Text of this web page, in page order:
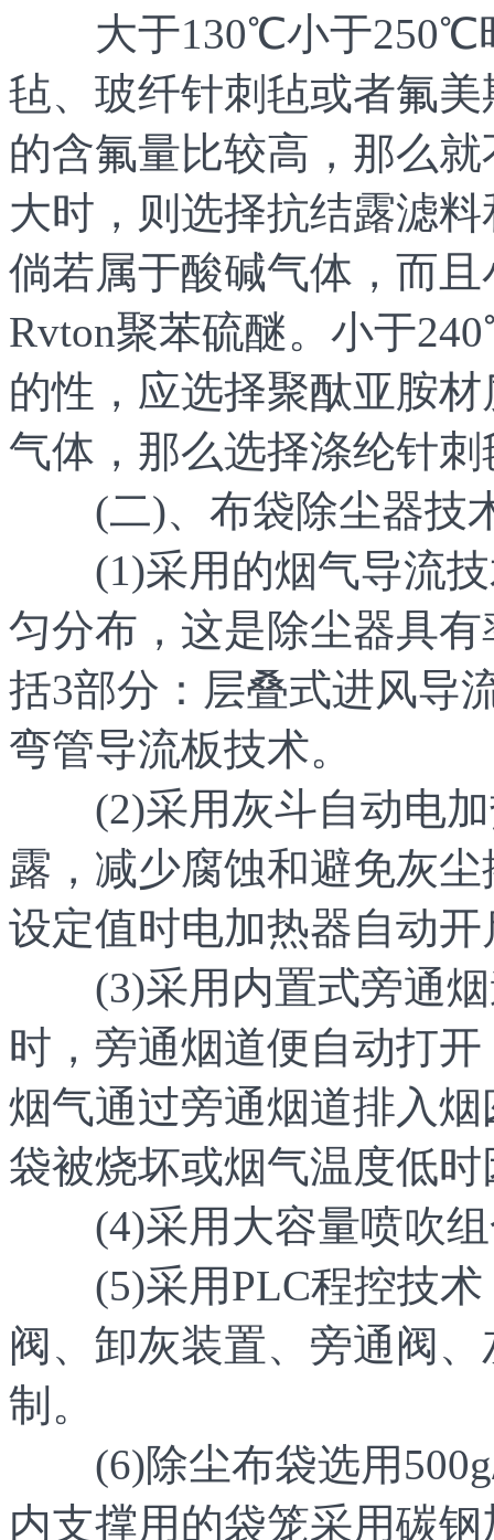
大于130℃小于250℃
毡、玻纤针刺毡或者氟
的含氟量比较高，那么
大时，则选择抗结露滤
倘若属于酸碱气体，而
Rvton聚苯硫醚。小于
的性，应选择聚酞亚胺
气体，那么选择涤纶针刺
(二)、布袋除尘器技
(1)采用的烟气导流技
匀分布，这是除尘器具
括3部分：层叠式进风导
弯管导流板技术。
(2)采用灰斗自动电加
露，减少腐蚀和避免灰
设定值时电加热器自动
(3)采用内置式旁通烟
时，旁通烟道便自动打
烟气通过旁通烟道排入
袋被烧坏或烟气温度低
(4)采用大容量喷吹组
(5)采用PLC程控技术
阀、卸灰装置、旁通阀
制。
(6)除尘布袋选用500g/
内支撑用的袋笼采用碳